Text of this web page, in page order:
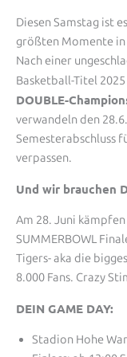
Diesen Samstag ist
größten Momente in
Nach einer
Basketball-Titel
DOUBLE-
verwandeln den
Semesterabschluss
verpassen.
Und wir brauchen
Am 28. Juni
SUMMERBOWL
Tigers- aka die
8.000 Fans. Crazy
DEIN GAME DAY:
Stadion Hohe